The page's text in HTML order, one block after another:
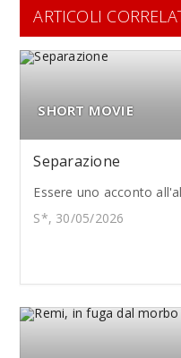
ARTICOLI
SHORT MOVIE
Separazione
Essere uno acconto
S*, 30/05/2026